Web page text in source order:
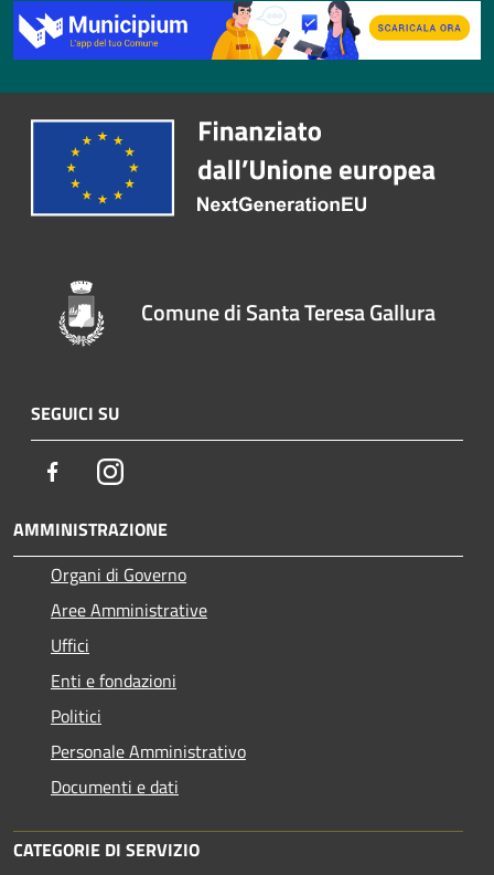
Comune di Santa Teresa Gallura
SEGUICI SU
FacebookInstagram
AMMINISTRAZIONE
Organi di Governo
Aree Amministrative
Uffici
Enti e fondazioni
Politici
Personale Amministrativo
Documenti e dati
CATEGORIE DI SERVIZIO